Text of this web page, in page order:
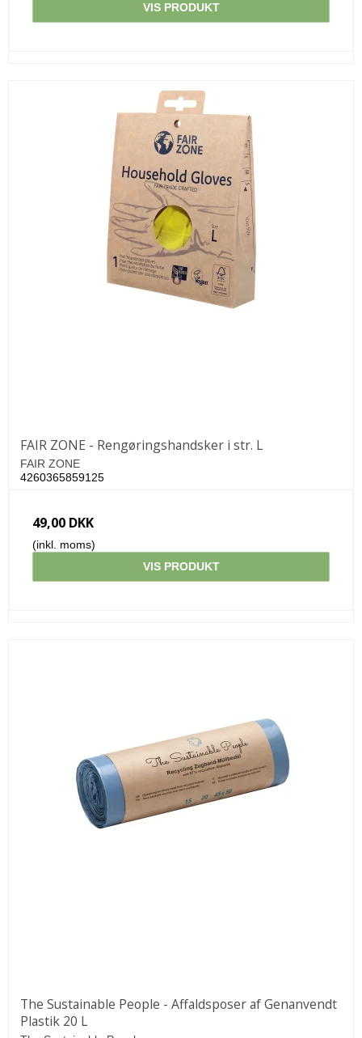
VIS PRODUKT
FAIR ZONE - Rengøringshandsker i str. L
FAIR ZONE
4260365859125
49,00 DKK
(inkl. moms)
VIS PRODUKT
The Sustainable People - Affaldsposer af Genanvendt
Plastik 20 L